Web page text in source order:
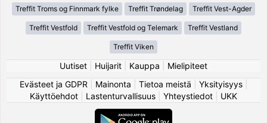
Treffit Troms og Finnmark fylke Treffit Trøndelag Treffit Vest-Agder
Treffit Vestfold Treffit Vestfold og Telemark Treffit Vestland
Treffit Viken
Uutiset Huijarit Kauppa
Mielipiteet
Evästeet ja GDPR
Mainonta Tietoa meistä Yksityisyys|
Käyttöehdot
Lastenturvallisuus Yhteystiedot UKK